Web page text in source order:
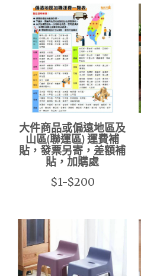
大件商品或偏遠地區及
山區(聯運區) 運費補
貼，發票另寄，差額補
貼，加購處
$1-$200